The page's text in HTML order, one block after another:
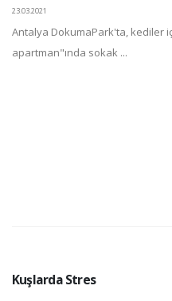
23.03.2021
Antalya DokumaPark'ta, kediler
apartman"ında sokak ...
Kuşlarda Stres